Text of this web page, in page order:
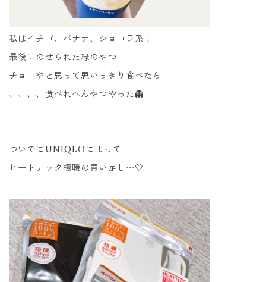
私はイチゴ、バナナ、ショコラ系！
最後にのせられた緑のやつ
チョコやと思って思いっきり食べたら
、、、、食べれへんやつやった👻
ついでにUNIQLOによって
ヒートテック極暖の買い足し〜🤍